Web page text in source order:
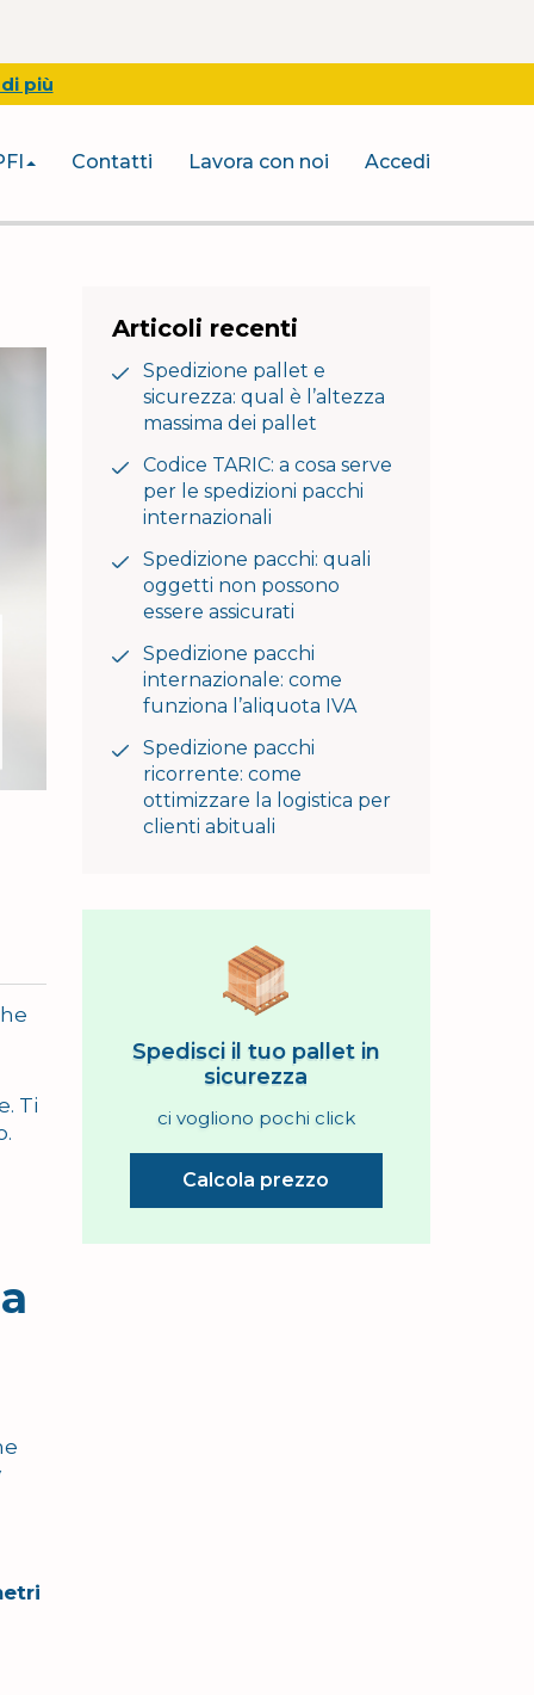
più
Contatti Lavora con noi Accedi
Ti
Articoli recenti
Spedizione pallet e
sicurezza: qual è l’altezza
massima dei pallet
Codice TARIC: a cosa serve
per le spedizioni pacchi
internazionali
Spedizione pacchi: quali
oggetti non possono
essere assicurati
Spedizione pacchi
internazionale: come
funziona l’aliquota IVA
Spedizione pacchi
ricorrente: come
ottimizzare la logistica per
clienti abituali
Spedisci il tuo pallet in
sicurezza
ci vogliono pochi click
Calcola prezzo